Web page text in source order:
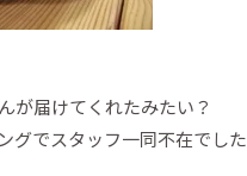
が届けてくれたみたい？
グでスタッフ一同不在でした